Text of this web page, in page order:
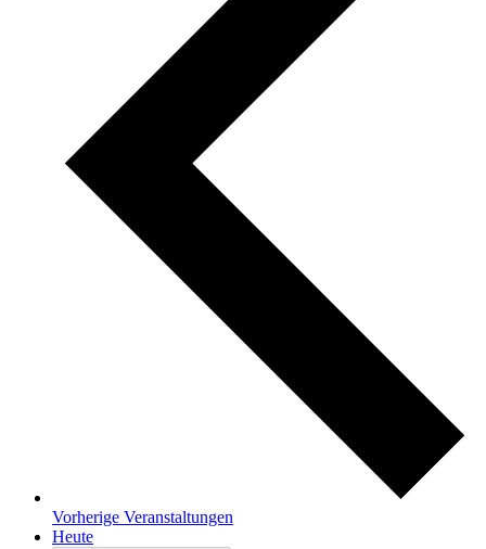
Vorherige Veranstaltungen
Heute